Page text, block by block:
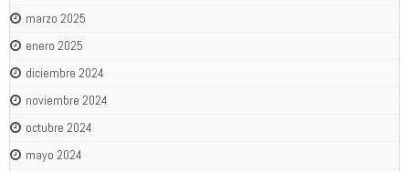
marzo 2025
enero 2025
diciembre 2024
noviembre 2024
octubre 2024
mayo 2024